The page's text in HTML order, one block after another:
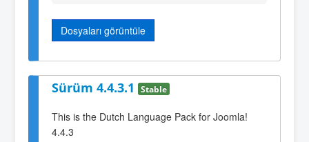
Dosyaları görüntüle
Sürüm 4.4.3.1 Stable
This is the Dutch Language Pack for Joomla!
4.4.3